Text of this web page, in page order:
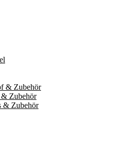
& Zubehör
Zubehör
& Zubehör